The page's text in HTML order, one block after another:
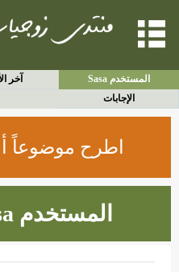
المستخدم Sasa آخر
الإجابات
اطرح موضوعاً
المستخدم Sasa